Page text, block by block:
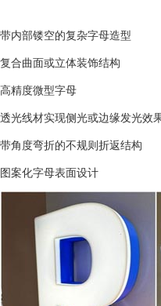
带内部镂空的复杂字母造型
复合曲面或立体装饰结构
高精度微型字母
透光线材实现侧光或边缘发光效
带角度弯折的不规则折返结构
图案化字母表面设计